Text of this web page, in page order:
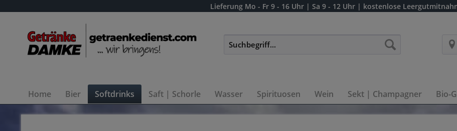
Lieferung Mo - Fr 9 - 16 Uhr | Sa 9 - 12 Uhr | kostenlose
Home Bier Softdrinks Saft | Schorle Wasser Spirituosen Wein Sekt | Champagner Bio-